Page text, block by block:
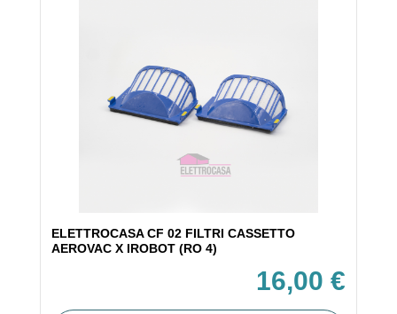
ELETTROCASA CF 02 FILTRI CASSETTO
AEROVAC X IROBOT (RO 4)
16,00 €